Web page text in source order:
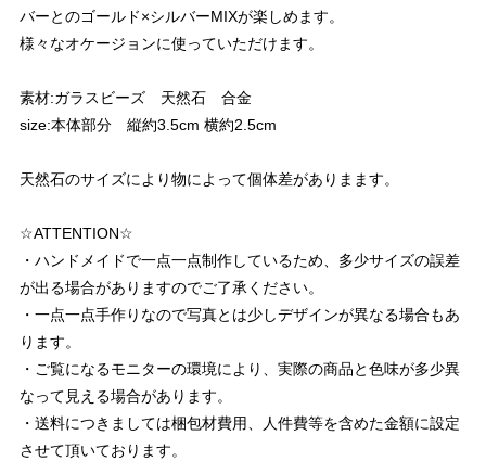
バーとのゴールド×シルバーMIXが楽しめます。
様々なオケージョンに使っていただけます。
素材:ガラスビーズ 天然石 合金
size:本体部分 縦約3.5cm 横約2.5cm
天然石のサイズにより物によって個体差がありまます。
☆ATTENTION☆
・ハンドメイドで一点一点制作しているため、多少サイズの誤差
が出る場合がありますのでご了承ください。
・一点一点手作りなので写真とは少しデザインが異なる場合もあ
ります。
・ご覧になるモニターの環境により、実際の商品と色味が多少異
なって見える場合があります。
・送料につきましては梱包材費用、人件費等を含めた金額に設定
させて頂いております。